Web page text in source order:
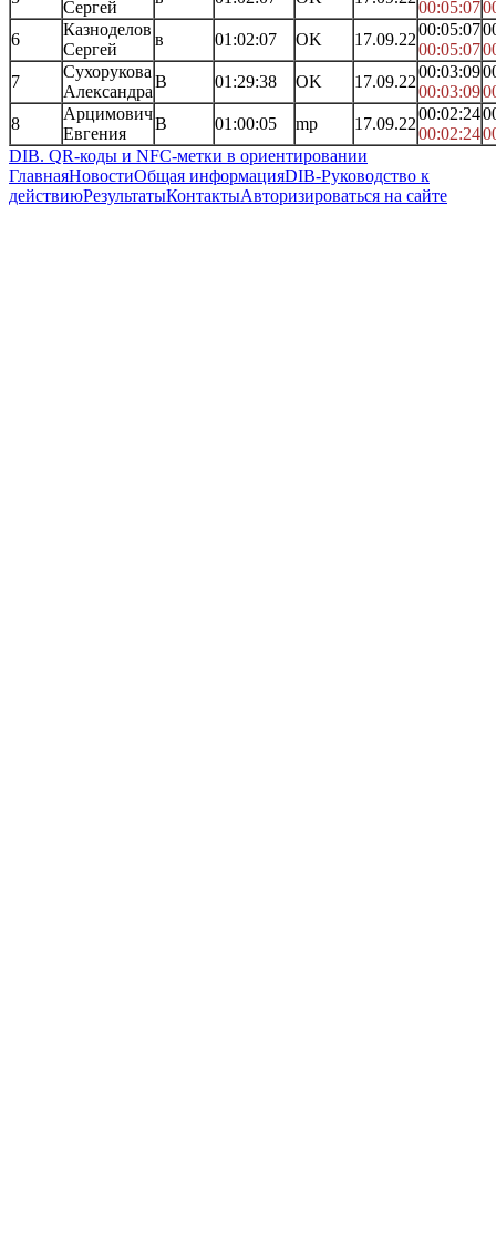
Сергей
00:05:07
6
Казноделов
Сергей
в 01:02:07 OK 17.09.22
00:05:07
00:05:07
7
Сухорукова
Александра
В 01:29:38 OK 17.09.22
00:03:09
00:03:09
8
Арцимович
Евгения
В 01:00:05 mp 17.09.22
00:02:24
00:02:24
DIB. QR-коды и NFC-метки в ориентировании
ГлавнаяНовостиОбщая информацияDIB-Руководство к
действиюРезультатыКонтактыАвторизироваться на сайте